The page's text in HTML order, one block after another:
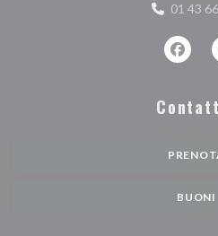
01 43
BUONI